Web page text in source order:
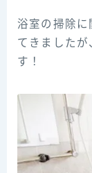
浴室の掃除に
てきましたが
す！